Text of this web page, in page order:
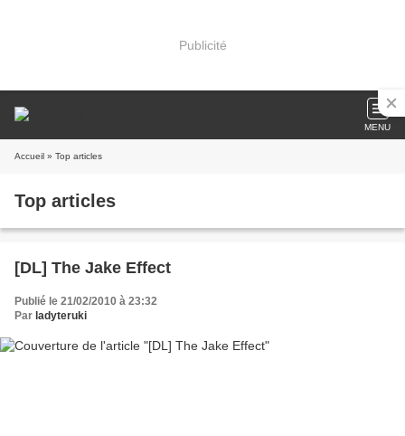
Publicité
MENU
Accueil » Top articles
Top articles
[DL] The Jake Effect
Publié le 21/02/2010 à 23:32
Par ladyteruki